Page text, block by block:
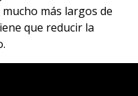
más largos de
que reducir la